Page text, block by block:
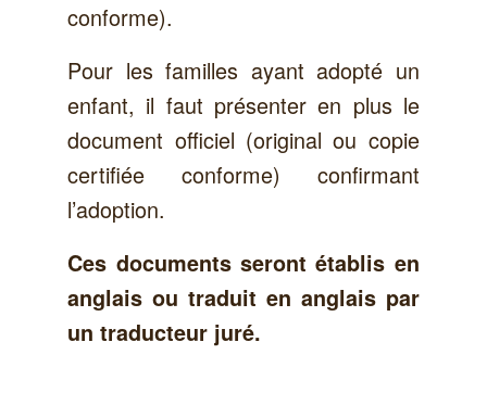
conforme).
Pour les familles ayant adopté un
enfant, il faut présenter en plus le
document officiel (original ou copie
certifiée conforme) confirmant
l’adoption.
Ces documents seront établis en
anglais ou traduit en anglais par
un traducteur juré.